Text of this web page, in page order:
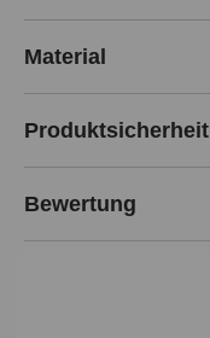
Material
Produktsicherheit
Bewertung